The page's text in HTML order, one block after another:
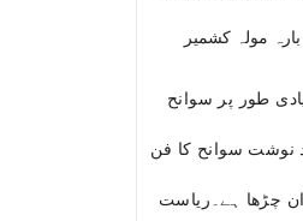
مولہ کشمیر
طور پر سوانح
نوشت سوانح کا فن
چڑھا ہے۔ریاست